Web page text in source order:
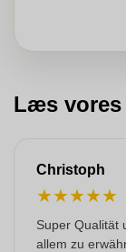
Læs vores
Christoph
★★★★★
Super Qualität
allem zu